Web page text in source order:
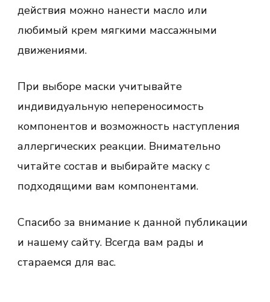
действия можно нанести масло или
любимый крем мягкими массажными
движениями.
При выборе маски учитывайте
индивидуальную непереносимость
компонентов и возможность наступления
аллергических реакции. Внимательно
читайте состав и выбирайте маску с
подходящими вам компонентами.
Спасибо за внимание к данной публикации
и нашему сайту. Всегда вам рады и
стараемся для вас.